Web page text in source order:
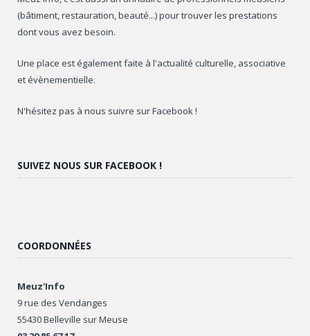
(bâtiment, restauration, beauté...) pour trouver les prestations
dont vous avez besoin.
Une place est également faite à l'actualité culturelle, associative
et évènementielle.
N'hésitez pas à nous suivre sur Facebook !
SUIVEZ NOUS SUR FACEBOOK !
COORDONNÉES
Meuz'Info
9 rue des Vendanges
55430 Belleville sur Meuse